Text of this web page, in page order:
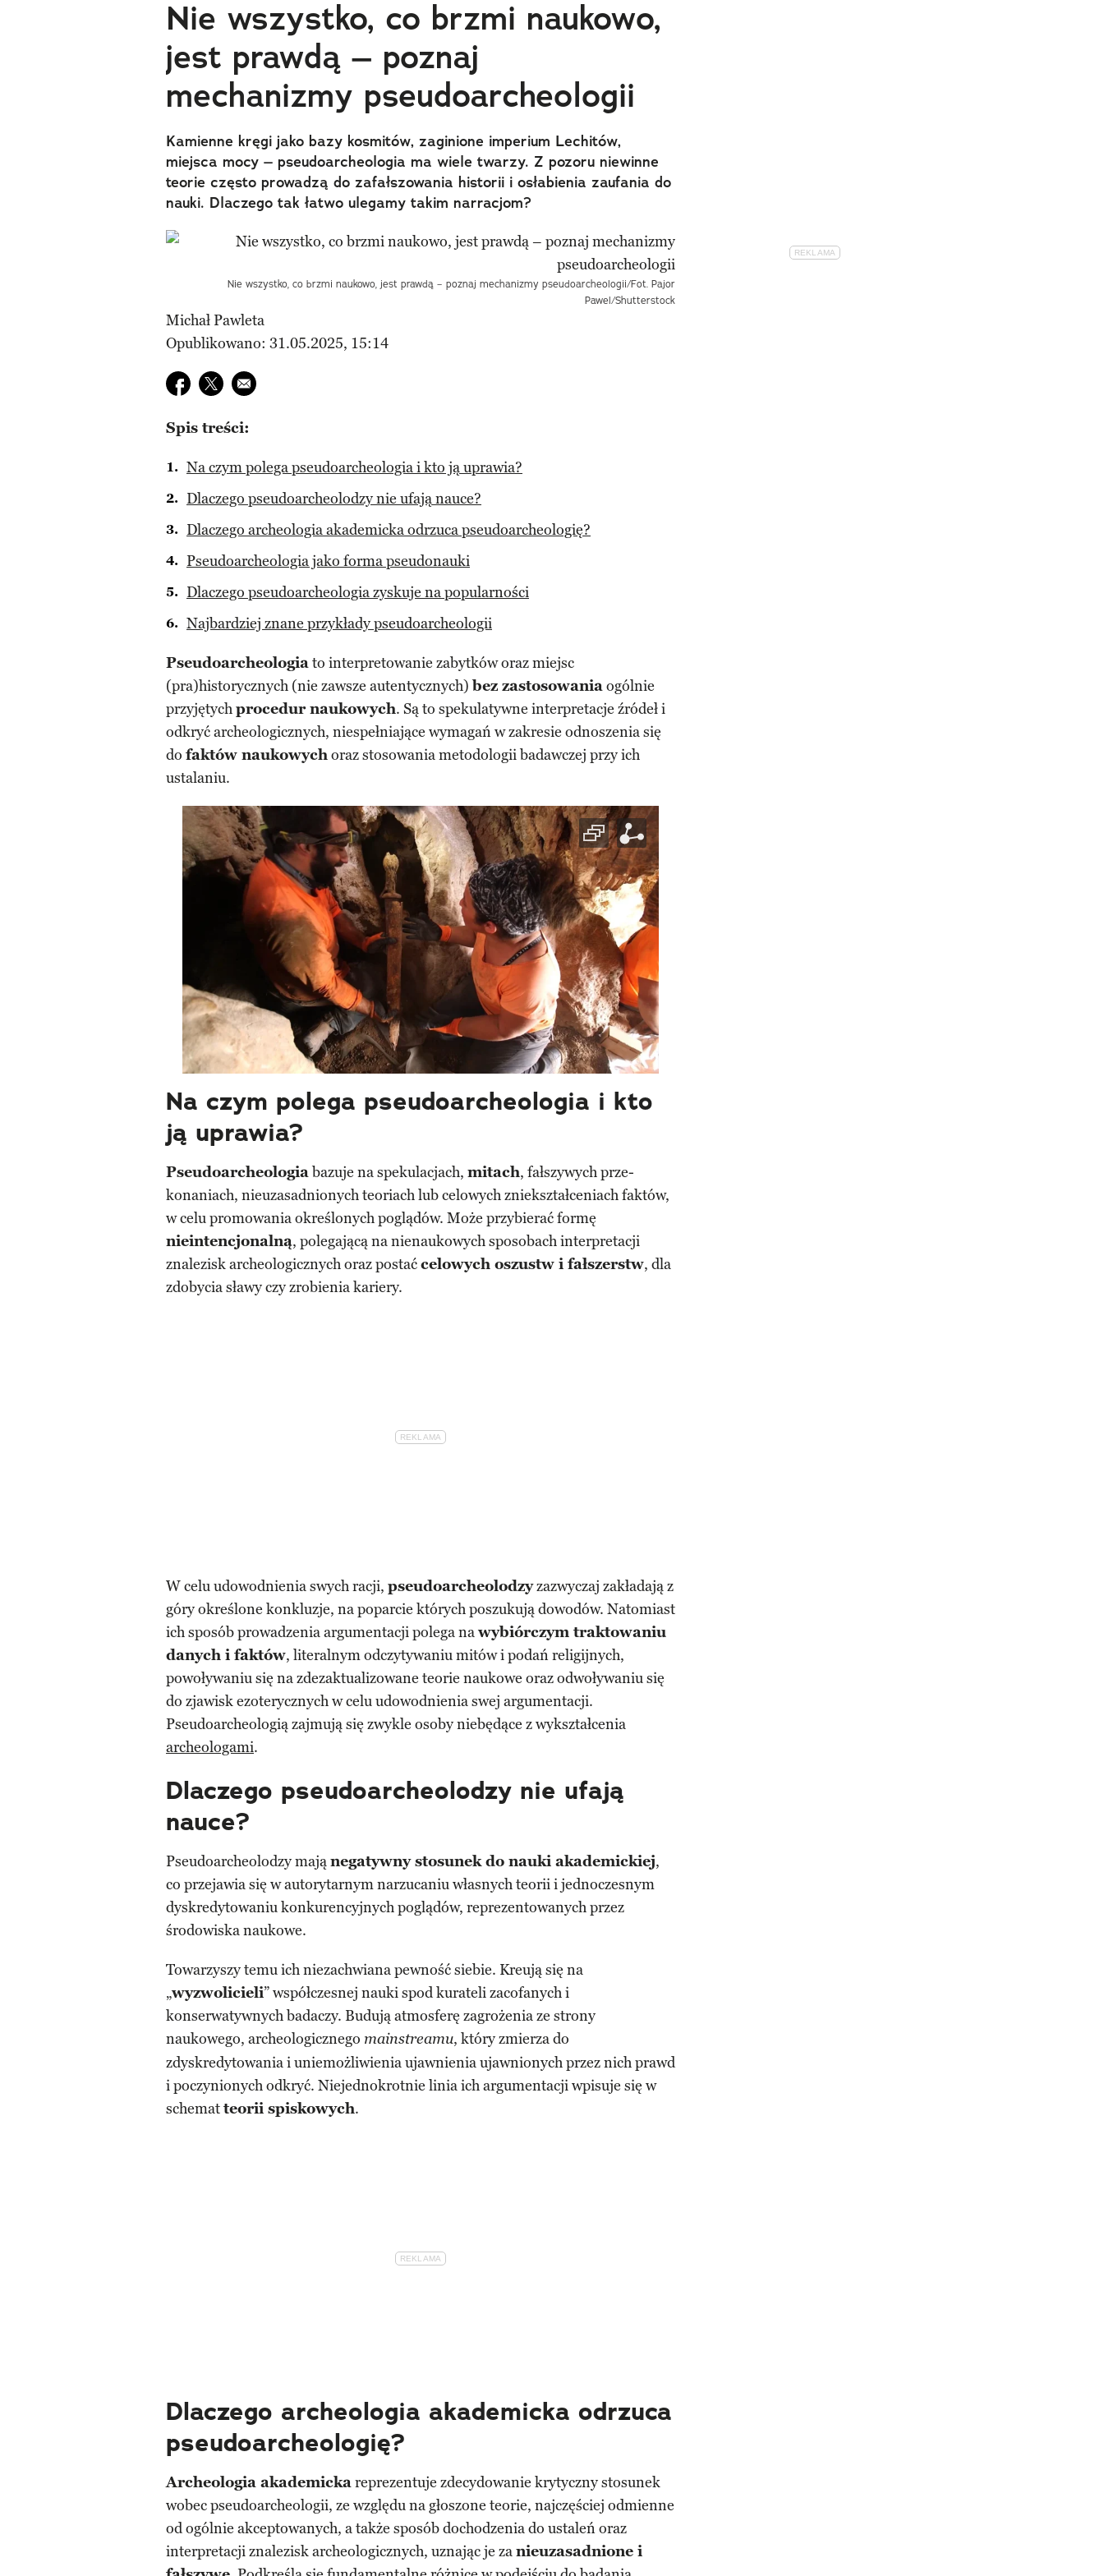
Nie wszystko, co brzmi naukowo,
jest prawdą – poznaj
mechanizmy pseudoarcheologii
Kamienne kręgi jako bazy kosmitów, zaginione imperium Lechitów,
miejsca mocy – pseudoarcheologia ma wiele twarzy. Z pozoru niewinne
teorie często prowadzą do zafałszowania historii i osłabienia zaufania do
nauki. Dlaczego tak łatwo ulegamy takim narracjom?
Nie wszystko, co brzmi naukowo, jest prawdą – poznaj mechanizmy pseudoarcheologii/Fot. Pajor
Pawel/Shutterstock
Michał Pawleta
Opublikowano: 31.05.2025, 15:14
Udostępnij na facebook
Udostępnij na twitter
E-mail do przyjaciela
Spis treści:
Na czym polega pseudoarcheologia i kto ją uprawia?
Dlaczego pseudoarcheolodzy nie ufają nauce?
Dlaczego archeologia akademicka odrzuca pseudoarcheologię?
Pseudoarcheologia jako forma pseudonauki
Dlaczego pseudoarcheologia zyskuje na popularności
Najbardziej znane przykłady pseudoarcheologii
Pseudoarcheologiato interpretowanie zabytków oraz miejsc
(pra)historycznych (nie zawsze autentycznych)bez zastosowaniaogólnie
przyjętychprocedur naukowych. Są to spekulatywne interpretacje źródeł i
odkryć archeologicznych, niespełniające wymagań w zakresie odnoszenia się
do faktów naukowychoraz stosowania metodologii badawczej przy ich
ustalaniu.
Na czym polega pseudoarcheologia i kto
ją uprawia?
Pseudoarcheologiabazuje na spekulacjach, mitach, fałszywych prze­
konaniach, nieuzasadnionych teoriach lub celowych zniekształceniach faktów,
w celu promowania określonych poglądów. Może przybierać formę
nieintencjonalną, polega­jącą na nienaukowych sposobach interpretacji
znalezisk archeologicznych oraz postaćcelowych oszustw i fałszerstw, dla
zdobycia sławy czy zrobienia kariery.
W celu udowod­nienia swych racji, pseudoarcheolodzyzazwyczaj zakładają z
góry określone konkluzje, na poparcie których poszukują dowodów. Natomiast
ich sposób prowadzenia argumenta­cji polega nawybiórczym traktowaniu
danych i faktów, literalnym odczytywaniu mitów i podań religijnych,
powoływaniu się na zdezaktualizowane teorie naukowe oraz odwo­ływaniu się
do zjawisk ezoterycznych w celu udowodnienia swej argumentacji.
Pseudoarcheologią zajmują się zwykle osoby niebędące z wykształcenia
archeologami.
Dlaczego pseudoarcheolodzy nie ufają
nauce?
Pseudoarcheolodzy mająnegatywny stosunek do nauki akademickiej,
co przejawia się w autorytarnym narzucaniu własnych teorii i jednoczesnym
dyskredytowaniu konku­rencyjnych poglądów, reprezentowanych przez
środowiska naukowe.
Towarzyszy temu ich niezachwiana pewność siebie. Kreują się na
„wyzwolicieli” współczesnej nauki spod kurateli zacofanych i
konserwatywnych badaczy. Budują atmosferę zagrożenia ze stro­ny
naukowego, archeologicznego mainstreamu, który zmierza do
zdyskredytowania i uniemożliwienia ujawnienia ujawnionych przez nich prawd
i poczynionych odkryć. Niejednokrotnie linia ich argumentacji wpisuje się w
schematteorii spiskowych.
Dlaczego archeologia akademicka odrzuca
pseudoarcheologię?
Archeologia akademickareprezentuje zdecydowanie krytyczny stosunek
wobec pseudoarcheologii, ze względu na głoszone teorie, najczęściej odmienne
od ogól­nie akceptowanych, a także sposób dochodzenia do ustaleń oraz
interpretacji zna­lezisk archeologicznych, uznając je zanieuzasadnione i